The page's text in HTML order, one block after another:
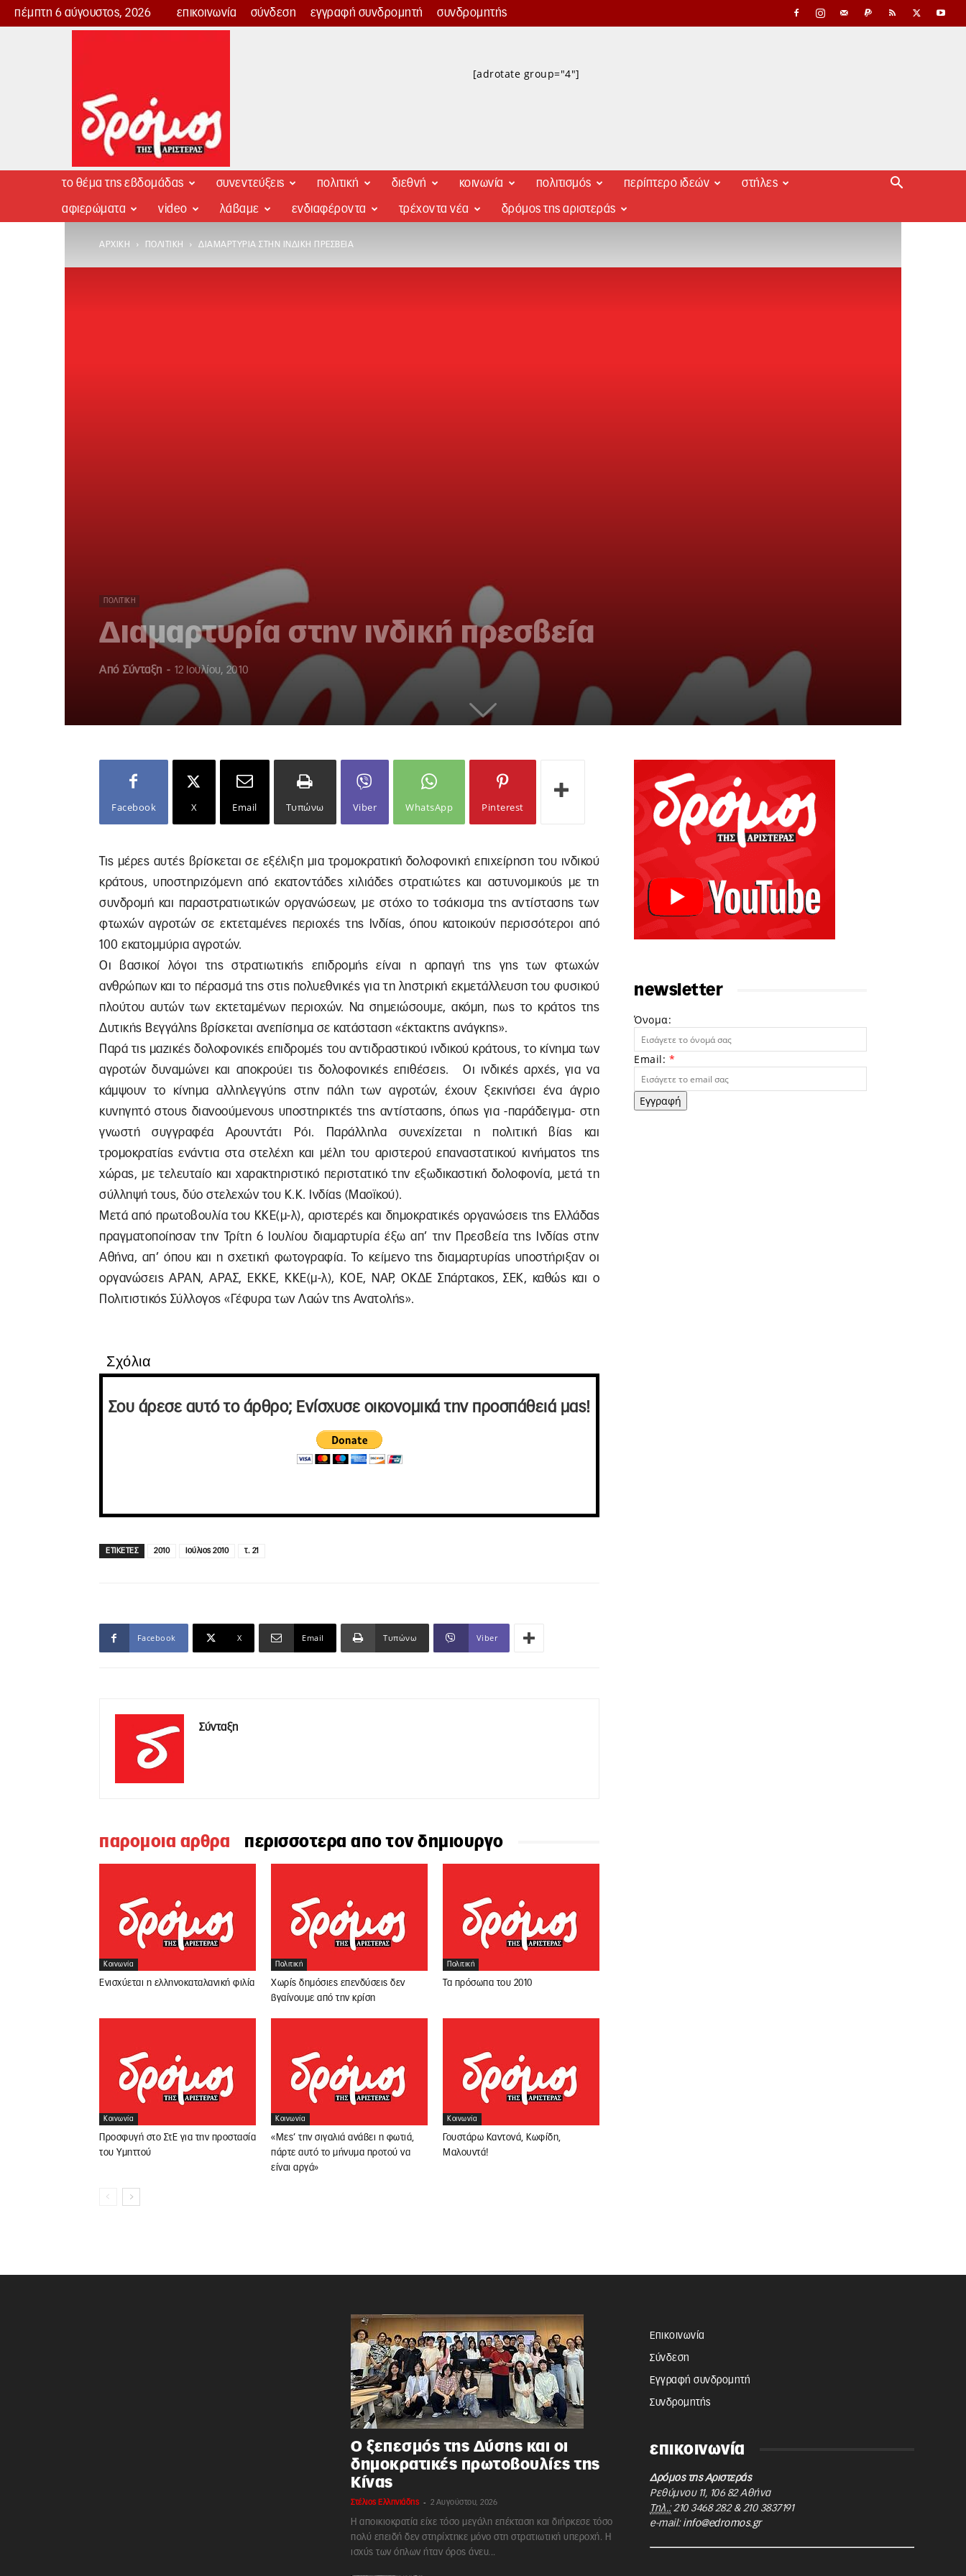
πέμπτη 6 αύγουστος, 2026 επικοινωνία σύνδεση εγγραφή συνδρομητή συνδρομητής
Δρόμος
[adrotate group="4"]
το θέμα της εβδομάδας συνεντεύξεις πολιτική διεθνή κοινωνία πολιτισμός περίπτερο ιδεών στήλες
αφιερώματα video λάβαμε ενδιαφέροντα τρέχοντα νέα δρόμος της αριστεράς
ΑΡΧΙΚΉ ΠΟΛΙΤΙΚΉ ΔΙΑΜΑΡΤΥΡΊΑ ΣΤΗΝ ΙΝΔΙΚΉ ΠΡΕΣΒΕΊΑ
ΠΟΛΙΤΙΚΉ
Διαμαρτυρία στην ινδική πρεσβεία
Από Σύνταξη - 12 Ιουλίου, 2010
Facebook X Email Τυπώνω Viber WhatsApp Pinterest
Τις μέρες αυτές βρίσκεται σε εξέλιξη μια τρομοκρατική δολοφονική επιχείρηση του ινδικού
κράτους, υποστηριζόμενη από εκατοντάδες χιλιάδες στρατιώτες και αστυνομικούς με τη
συνδρομή και παραστρατιωτικών οργανώσεων, με στόχο το τσάκισμα της αντίστασης των
φτωχών αγροτών σε εκτεταμένες περιοχές της Ινδίας, όπου κατοικούν περισσότεροι από
100 εκατομμύρια αγροτών.
Οι βασικοί λόγοι της στρατιωτικής επιδρομής είναι η αρπαγή της γης των φτωχών
ανθρώπων και το πέρασμά της στις πολυεθνικές για τη ληστρική εκμετάλλευση του φυσικού
πλούτου αυτών των εκτεταμένων περιοχών. Να σημειώσουμε, ακόμη, πως το κράτος της
Δυτικής Βεγγάλης βρίσκεται ανεπίσημα σε κατάσταση «έκτακτης ανάγκης».
Παρά τις μαζικές δολοφονικές επιδρομές του αντιδραστικού ινδικού κράτους, το κίνημα των
αγροτών δυναμώνει και αποκρούει τις δολοφονικές επιθέσεις. Οι ινδικές αρχές, για να
κάμψουν το κίνημα αλληλεγγύης στην πάλη των αγροτών, έχουν ξεκινήσει ένα άγριο
κυνηγητό στους διανοούμενους υποστηρικτές της αντίστασης, όπως για -παράδειγμα- στη
γνωστή συγγραφέα Αρουντάτι Ρόι. Παράλληλα συνεχίζεται η πολιτική βίας και
τρομοκρατίας ενάντια στα στελέχη και μέλη του αριστερού επαναστατικού κινήματος της
χώρας, με τελευταίο και χαρακτηριστικό περιστατικό την εξωδικαστική δολοφονία, μετά τη
σύλληψή τους, δύο στελεχών του Κ.Κ. Ινδίας (Μαοϊκού).
Μετά από πρωτοβουλία του ΚΚΕ(μ-λ), αριστερές και δημοκρατικές οργανώσεις της Ελλάδας
πραγματοποίησαν την Τρίτη 6 Ιουλίου διαμαρτυρία έξω απ’ την Πρεσβεία της Ινδίας στην
Αθήνα, απ’ όπου και η σχετική φωτογραφία. Το κείμενο της διαμαρτυρίας υποστήριξαν οι
οργανώσεις ΑΡΑΝ, ΑΡΑΣ, ΕΚΚΕ, ΚΚΕ(μ-λ), ΚΟΕ, ΝΑΡ, ΟΚΔΕ Σπάρτακος, ΣΕΚ, καθώς και ο
Πολιτιστικός Σύλλογος «Γέφυρα των Λαών της Ανατολής».
Σχόλια
Σου άρεσε αυτό το άρθρο; Ενίσχυσε οικονομικά την προσπάθειά μας!
ΕΤΙΚΕΤΕΣ 2010 Ιούλιος 2010 τ. 21
Facebook X Email Τυπώνω Viber
Σύνταξη
παρομοια αρθρα περισσοτερα απο τον δημιουργο
Κοινωνία
Ενισχύεται η ελληνοκαταλανική φιλία
Πολιτική
Χωρίς δημόσιες επενδύσεις δεν
βγαίνουμε από την κρίση
Πολιτική
Τα πρόσωπα του 2010
Κοινωνία
Προσφυγή στο ΣτΕ για την προστασία
του Υμηττού
Κοινωνία
«Μες’ την σιγαλιά ανάβει η φωτιά,
πάρτε αυτό το μήνυμα προτού να
είναι αργά»
Κοινωνία
Γουστάρω Καντονά, Κωφίδη,
Μαλουντά!
newsletter
Όνομα:
Email: *
Εγγραφή
Ο ξεπεσμός της Δύσης και οι
δημοκρατικές πρωτοβουλίες της
Κίνας
Στέλιος Ελληνιάδης - 2 Αυγούστου, 2026
Η αποικιοκρατία είχε τόσο μεγάλη επέκταση και διήρκεσε τόσο
πολύ επειδή δεν στηρίχτηκε μόνο στη στρατιωτική υπεροχή. Η
ισχύς των όπλων ήταν όρος άνευ...
Επικοινωνία
Σύνδεση
Εγγραφή συνδρομητή
Συνδρομητής
επικοινωνία
Δρόμος της Αριστεράς
Ρεθύμνου 11, 106 82 Αθήνα
Τηλ.: 210 3468 282& 210 3837191
e-mail: info@edromos.gr